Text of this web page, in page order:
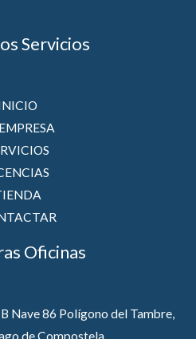
Servicios
Oficinas
Nave 86 Polígono del Tambre,